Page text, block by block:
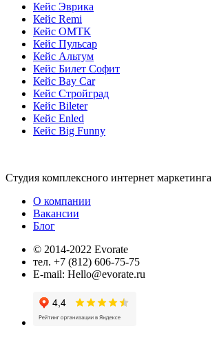
Кейс Эврика
Кейс Remi
Кейс ОМТК
Кейс Пульсар
Кейс Альтум
Кейс Билет Софит
Кейс Bay Car
Кейс Стройград
Кейс Bileter
Кейс Enled
Кейс Big Funny
Студия комплексного интернет маркетинга
О компании
Вакансии
Блог
© 2014-2022 Evorate
тел. +7 (812) 606-75-75
E-mail: Hello@evorate.ru